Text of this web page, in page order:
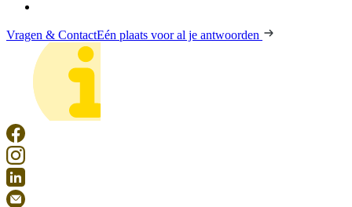
Vragen & ContactEén plaats voor al je antwoorden